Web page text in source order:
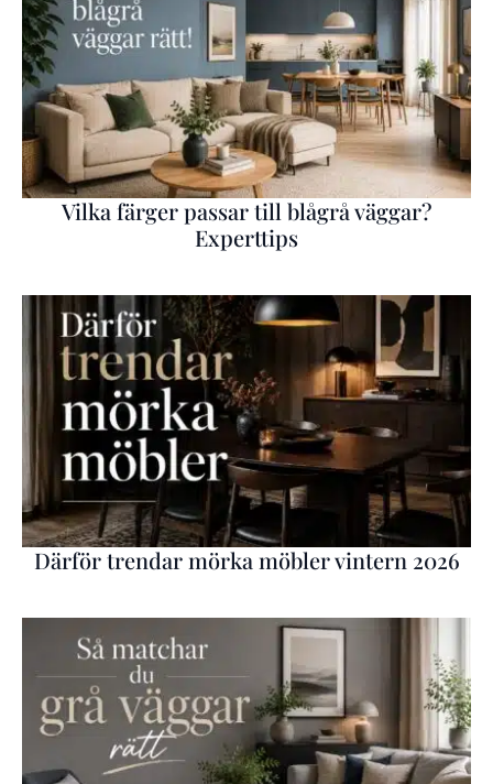
Vilka färger passar till blågrå väggar?
Experttips
Därför trendar mörka möbler vintern 2026